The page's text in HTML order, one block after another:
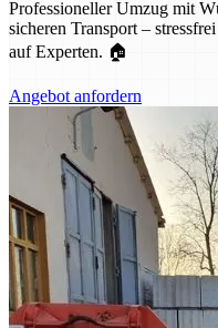
Professioneller Umzug mit
sicheren Transport –
auf Experten. 🏠
Angebot anfordern